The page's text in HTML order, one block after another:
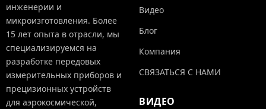
инженерии и
микроизготовления. Более
15 лет опыта в отрасли, мы
специализируемся на
разработке передовых
измерительных приборов и
прецизионных устройств
для аэрокосмической,
Видео
Блог
Компания
СВЯЗАТЬСЯ С НАМИ
ВИДЕО